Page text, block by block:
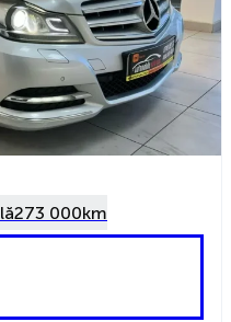
273 000km